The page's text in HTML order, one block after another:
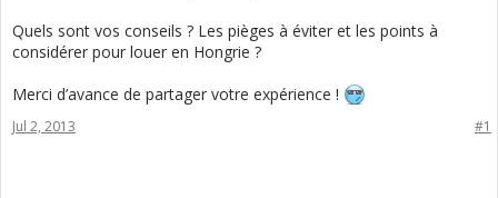
Quels sont vos conseils ? Les pièges à éviter et les points à
considérer pour louer en Hongrie ?
Merci d’avance de partager votre expérience !
#1
Jul 2, 2013